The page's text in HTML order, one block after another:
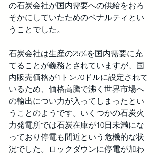
の石炭会社が国内需要への供給をおろ
そかにしていたためのペナルティとい
うことでした。
石炭会社は生産の25%を国内需要に充
てることが義務とされていますが、国
内販売価格が1トン70ドルに設定されて
いるため、価格高騰で沸く世界市場へ
の輸出につい力が入ってしまったとい
うことのようです。いくつかの石炭火
力発電所では石炭在庫が10日未満にな
っており停電も間近という危機的な状
況でした。ロックダウンに停電が加わ